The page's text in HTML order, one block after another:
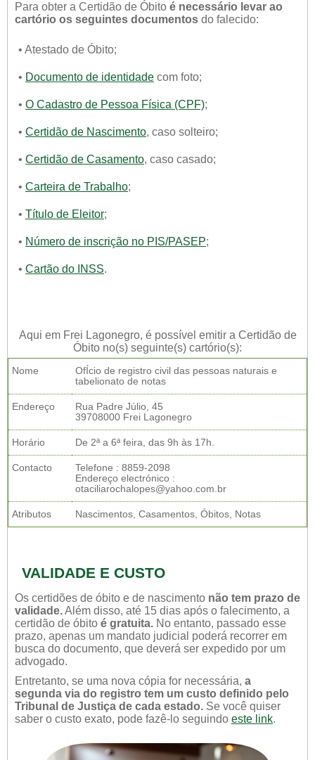
Para obter a Certidão de Óbito é necessário levar ao
cartório os seguintes documentos do falecido:
• Atestado de Óbito;
• Documento de identidade com foto;
• O Cadastro de Pessoa Física (CPF);
• Certidão de Nascimento, caso solteiro;
• Certidão de Casamento, caso casado;
• Carteira de Trabalho;
• Título de Eleitor;
• Número de inscrição no PIS/PASEP;
• Cartão do INSS.
Aqui em Frei Lagonegro, é possível emitir a Certidão de
Óbito no(s) seguinte(s) cartório(s):
Nome
OfÍcio de registro civil das pessoas naturais e
tabelionato de notas
Endereço
Rua Padre Júlio, 45
39708000 Frei Lagonegro
Horário De 2ª a 6ª feira, das 9h às 17h.
Contacto
Telefone : 8859-2098
Endereço electrónico :
otaciliarochalopes@yahoo.com.br
Atributos Nascimentos, Casamentos, Óbitos, Notas
VALIDADE E CUSTO
Os certidões de óbito e de nascimento não tem prazo de
validade.Além disso, até 15 dias após o falecimento, a
certidão de óbito é gratuita. No entanto, passado esse
prazo, apenas um mandato judicial poderá recorrer em
busca do documento, que deverá ser expedido por um
advogado.
Entretanto, se uma nova cópia for necessária, a
segunda via do registro tem um custo definido pelo
Tribunal de Justiça de cada estado. Se você quiser
saber o custo exato, pode fazê-lo seguindo este link.